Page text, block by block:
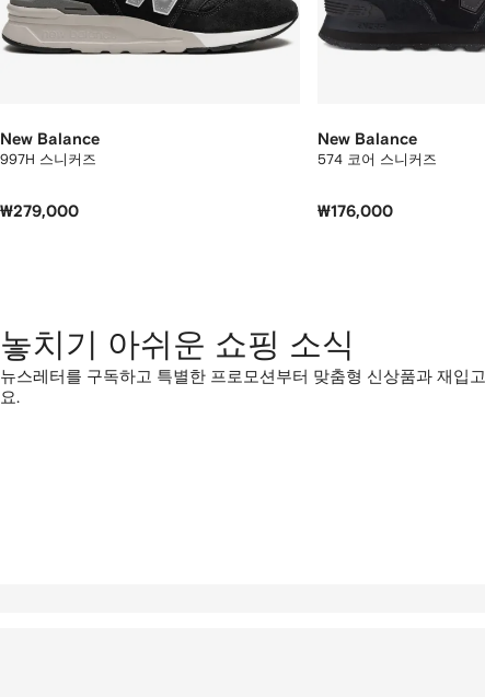
New Balance
997H 스니커즈
₩279,000
New Balance
574 코어 스니커즈
₩176,000
놓치기 아쉬운 쇼핑 소식
뉴스레터를 구독하고 특별한 프로모션부터 맞춤형 신상품과 재입
요.